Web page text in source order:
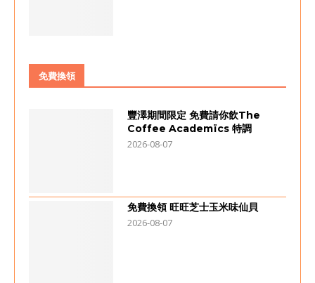
免費換領
豐澤期間限定 免費請你飲The
Coffee Academïcs 特調
2026-08-07
免費換領 旺旺芝士玉米味仙貝
2026-08-07